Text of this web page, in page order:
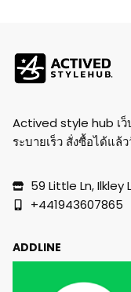
Actived style hub เว็
ระบายเร็ว สั่งซื้อได้แล้
59 Little Ln, Ilkley
+441943607865
ADDLINE